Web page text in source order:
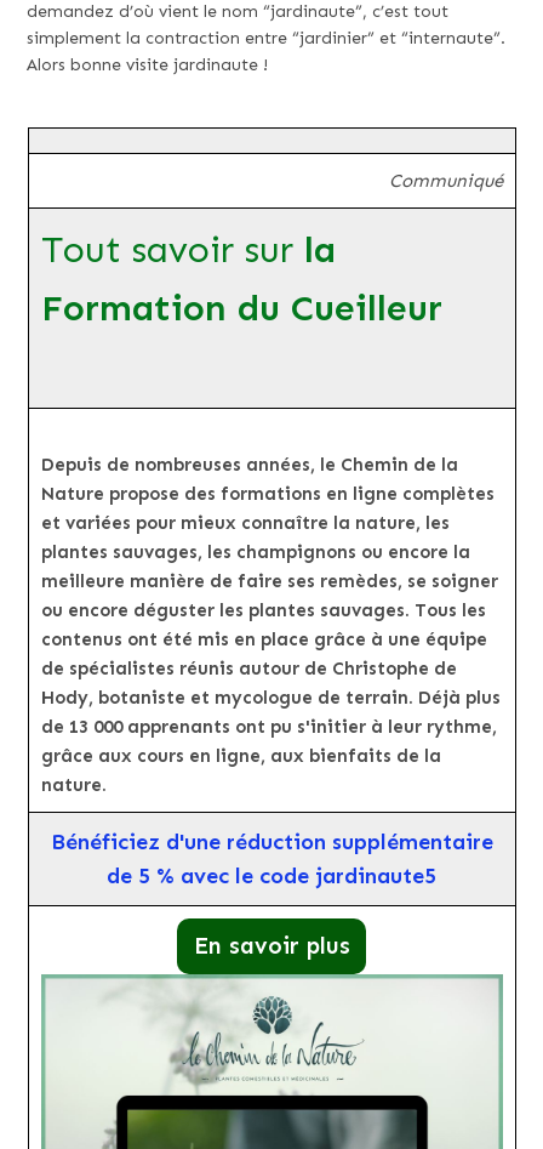
demandez d’où vient le nom “jardinaute”, c’est tout
simplement la contraction entre “jardinier” et “internaute”.
Alors bonne visite jardinaute !
Communiqué
Tout savoir sur la
Formation du Cueilleur
Depuis de nombreuses années, le Chemin de la
Nature propose des formations en ligne complètes
et variées pour mieux connaître la nature, les
plantes sauvages, les champignons ou encore la
meilleure manière de faire ses remèdes, se soigner
ou encore déguster les plantes sauvages. Tous les
contenus ont été mis en place grâce à une équipe
de spécialistes réunis autour de Christophe de
Hody, botaniste et mycologue de terrain. Déjà plus
de 13 000 apprenants ont pu s'initier à leur rythme,
grâce aux cours en ligne, aux bienfaits de la
nature.
Bénéficiez d'une réduction supplémentaire
de 5 % avec le code jardinaute5
En savoir plus